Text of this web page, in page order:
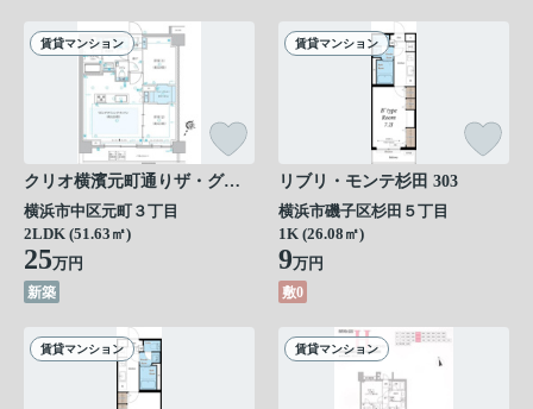
賃貸マンション
クリオ横濱元町通りザ・グラン 503
横浜市中区元町３丁目
2LDK (51.63㎡)
25万円
新築
賃貸マンション
リブリ・モンテ杉田 303
横浜市磯子区杉田５丁目
1K (26.08㎡)
9万円
敷0
賃貸マンション 賃貸マンション